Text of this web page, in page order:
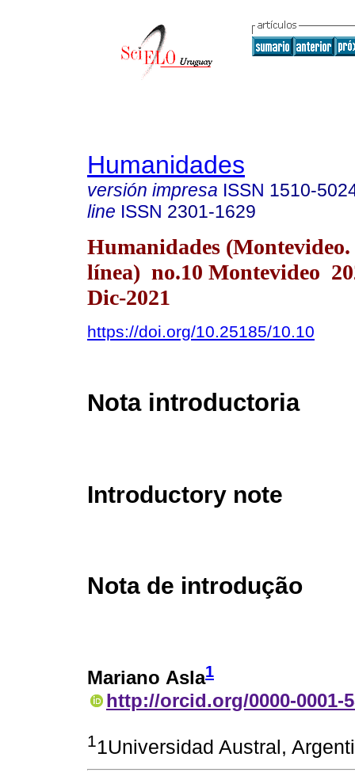
Humanidades
versión impresa ISSN 1510-
line ISSN 2301-1629
Humanidades
línea) no.10 Montevideo
Dic-2021
https://doi.org/10.25185/10.10
Nota introductoria
Introductory note
Nota de introdução
Mariano Asla1
http://orcid.org/0000-0001-
1 1Universidad Austral,